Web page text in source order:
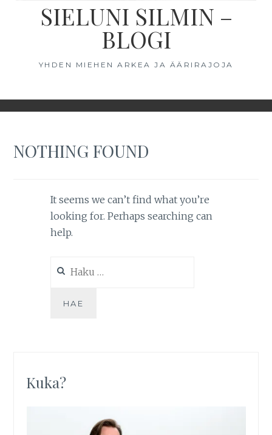
SIELUNI SILMIN –
BLOGI
YHDEN MIEHEN ARKEA JA ÄÄRIRAJOJA
NOTHING FOUND
It seems we can’t find what you’re
looking for. Perhaps searching can
help.
Kuka?